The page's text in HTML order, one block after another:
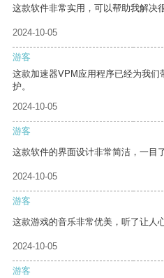
这款软件非常实用，可以帮助我解决
2024-10-05
游客
这款加速器VPM应用程序已经为我
护。
2024-10-05
游客
这款软件的界面设计非常简洁，一目了
2024-10-05
游客
这款游戏的音乐非常优美，听了让人
2024-10-05
游客